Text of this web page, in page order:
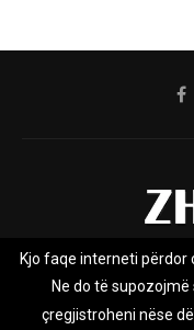
Rreth nesh
Kjo faqe interneti përdor
Ne do të
çregjistroheni nëse